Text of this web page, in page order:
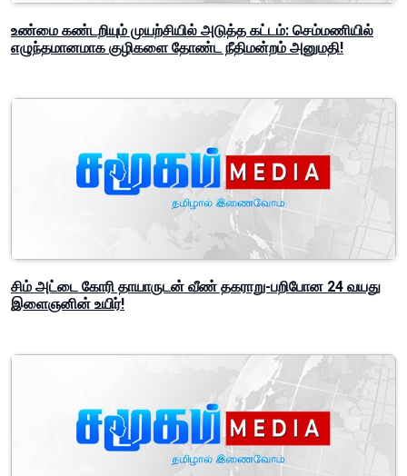
உண்மை கண்டறியும் முயற்சியில் அடுத்த கட்டம்: செம்மணியில்
எழுந்தமானமாக குழிகளை தோண்ட நீதிமன்றம் அனுமதி!
சிம் அட்டை கோரி தாயாருடன் வீண் தகராறு-பறிபோன 24 வயது
இளைஞனின் உயிர்!